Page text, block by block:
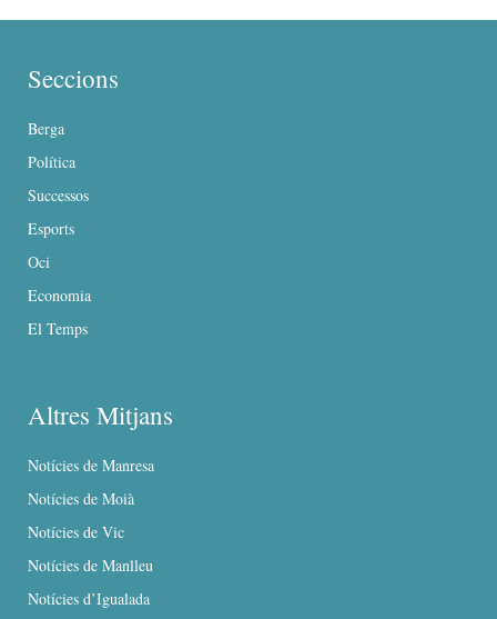
Seccions
Berga
Política
Successos
Esports
Oci
Economia
El Temps
Altres Mitjans
Notícies de Manresa
Notícies de Moià
Notícies de Vic
Notícies de Manlleu
Notícies d’Igualada